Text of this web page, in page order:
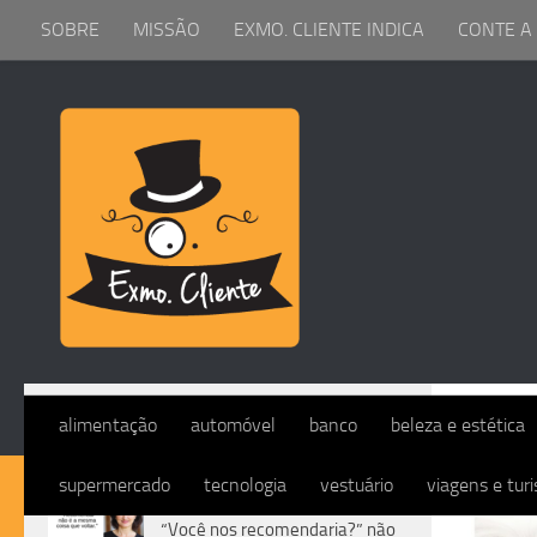
Skip to content
SOBRE MISSÃO EXMO. CLIENTE INDICA CONTE
alimentação automóvel banco beleza e estética
supermercado tecnologia vestuário viagens e
TAG:
“Você nos recomendaria?” não